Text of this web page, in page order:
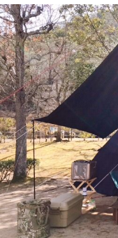
o
k
テ
ィ
ン
レ
お
で
ん
の
残